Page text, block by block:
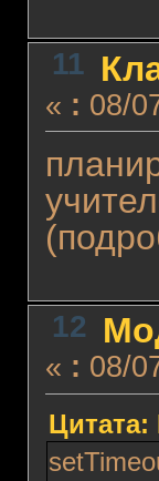
11
« : 08/
12
« : 08/
Цитата: